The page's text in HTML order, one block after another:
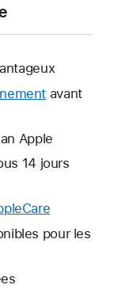
avant
an Apple
14 jours
nouvelle
pour les